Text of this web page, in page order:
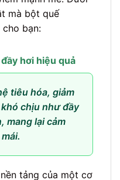
mà bột quế
bạn:
hơi hiệu quả
tiêu hóa, giảm
chịu như đầy
mang lại cảm
tảng của một cơ